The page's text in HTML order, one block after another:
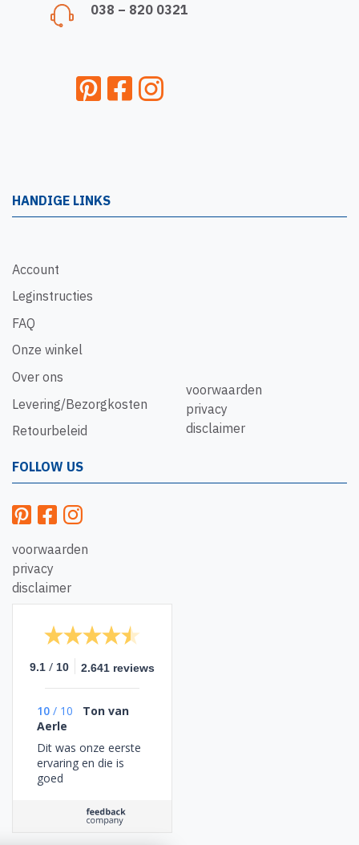
038 – 820 0321
HANDIGE LINKS
Account
Leginstructies
FAQ
Onze winkel
Over ons
Levering/Bezorgkosten
Retourbeleid
voorwaarden
privacy
disclaimer
FOLLOW US
voorwaarden
privacy
disclaimer
9.1 / 10 2.641 reviews
10 / 10
Ton van
Aerle
Dit was onze eerste
ervaring en die is
goed